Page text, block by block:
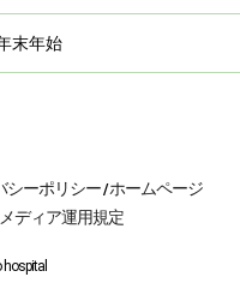
末年始
シーポリシー/ホームページ
ディア運用規定